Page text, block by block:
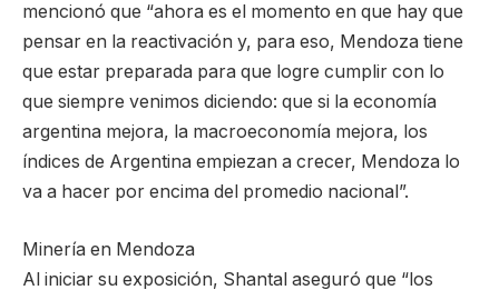
mencionó que “ahora es el momento en que hay que
pensar en la reactivación y, para eso, Mendoza tiene
que estar preparada para que logre cumplir con lo
que siempre venimos diciendo: que si la economía
argentina mejora, la macroeconomía mejora, los
índices de Argentina empiezan a crecer, Mendoza lo
va a hacer por encima del promedio nacional”.
Minería en Mendoza
Al iniciar su exposición, Shantal aseguró que “los